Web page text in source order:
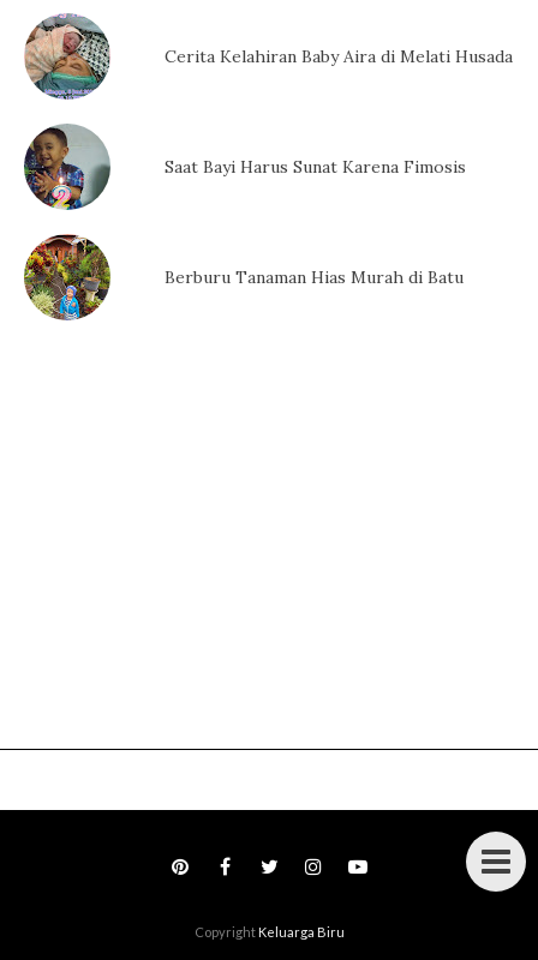
Cerita Kelahiran Baby Aira di Melati Husada
Saat Bayi Harus Sunat Karena Fimosis
Berburu Tanaman Hias Murah di Batu
Copyright Keluarga Biru